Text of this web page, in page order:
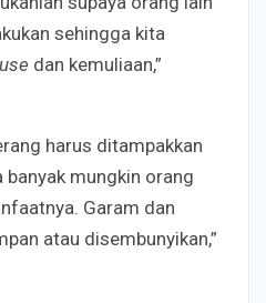
sehingga kita
dan kemuliaan,”
harus ditampakkan
mungkin orang
Garam dan
atau disembunyikan,”